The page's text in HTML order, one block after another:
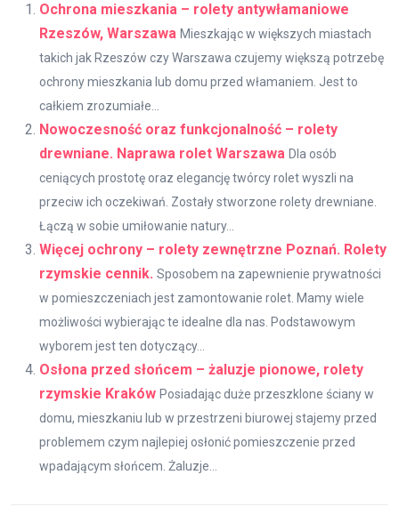
Ochrona mieszkania – rolety antywłamaniowe
Rzeszów, Warszawa Mieszkając w większych miastach
takich jak Rzeszów czy Warszawa czujemy większą potrzebę
ochrony mieszkania lub domu przed włamaniem. Jest to
całkiem zrozumiałe...
Nowoczesność oraz funkcjonalność – rolety
drewniane. Naprawa rolet Warszawa Dla osób
ceniących prostotę oraz elegancję twórcy rolet wyszli na
przeciw ich oczekiwań. Zostały stworzone rolety drewniane.
Łączą w sobie umiłowanie natury...
Więcej ochrony – rolety zewnętrzne Poznań. Rolety
rzymskie cennik. Sposobem na zapewnienie prywatności
w pomieszczeniach jest zamontowanie rolet. Mamy wiele
możliwości wybierając te idealne dla nas. Podstawowym
wyborem jest ten dotyczący...
Osłona przed słońcem – żaluzje pionowe, rolety
rzymskie Kraków Posiadając duże przeszklone ściany w
domu, mieszkaniu lub w przestrzeni biurowej stajemy przed
problemem czym najlepiej osłonić pomieszczenie przed
wpadającym słońcem. Żaluzje...